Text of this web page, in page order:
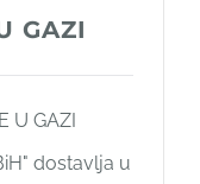
GAZI
U GAZI
dostavlja u